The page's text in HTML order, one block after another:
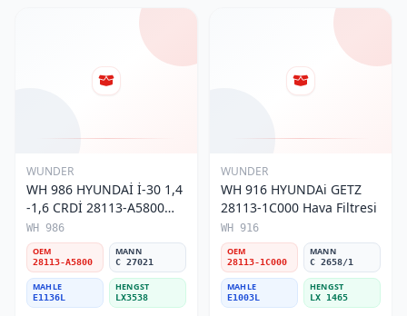
WUNDER
WH 986 HYUNDAİ İ-30 1,4
-1,6 CRDİ 28113-A5800
Hava Filtresi
WH 986
OEM
28113-A5800
MANN
C 27021
MAHLE
E1136L
HENGST
LX3538
WUNDER
WH 916 HYUNDAi GETZ
28113-1C000 Hava Filtresi
WH 916
OEM
28113-1C000
MANN
C 2658/1
MAHLE
E1003L
HENGST
LX 1465